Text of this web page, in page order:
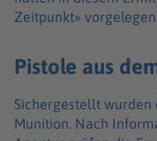
Zeitpunkt» vorgelegen.
Pistole aus
Sichergestellt wurden
Munition. Nach